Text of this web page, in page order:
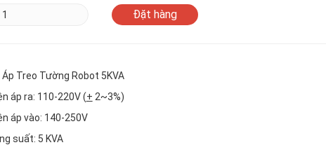
Áp Treo Tường Robot 5KVA
áp ra: 110-220V (+ 2~3%)
áp vào: 140-250V
suất: 5 KVA